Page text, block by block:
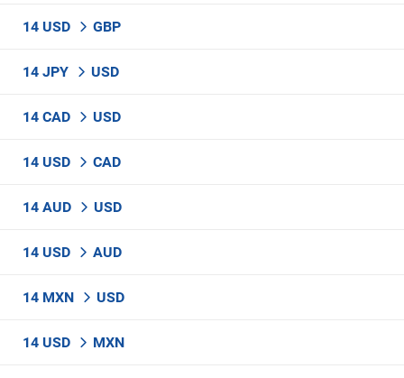
14 USD GBP
14 JPY USD
14 CAD USD
14 USD CAD
14 AUD USD
14 USD AUD
14 MXN USD
14 USD MXN